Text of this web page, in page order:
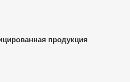
продукция